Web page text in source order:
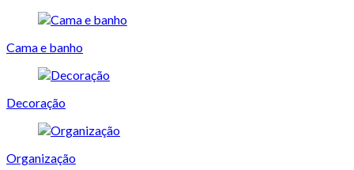
Cama e banho
Decoração
Organização